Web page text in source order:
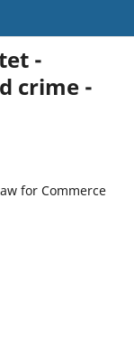
-
crime -
for Commerce